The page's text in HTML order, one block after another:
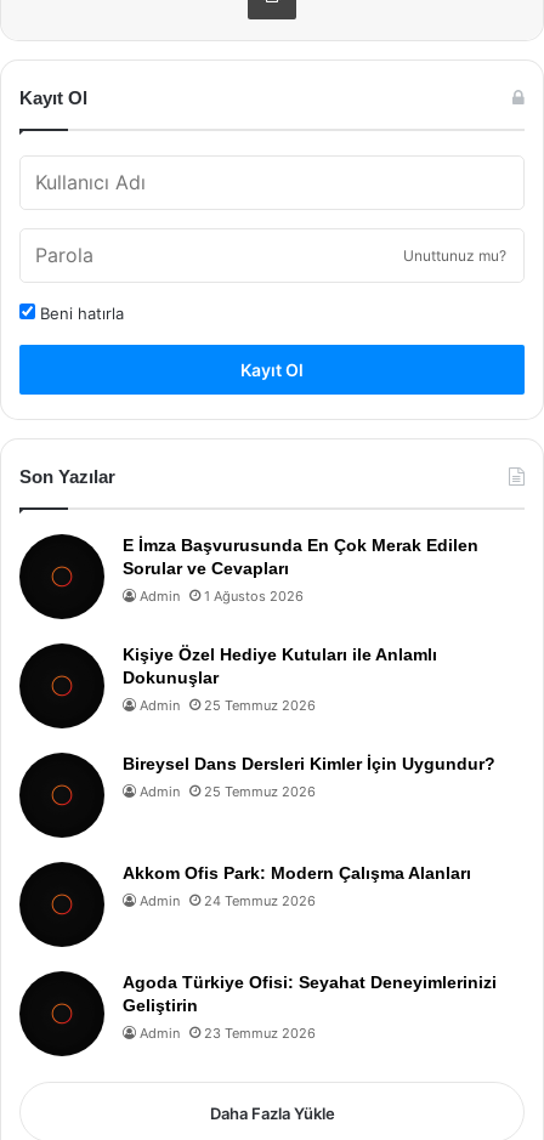
Kayıt Ol
Unuttunuz mu?
Beni hatırla
Kayıt Ol
Son Yazılar
E İmza Başvurusunda En Çok Merak Edilen
Sorular ve Cevapları
Admin 1 Ağustos 2026
Kişiye Özel Hediye Kutuları ile Anlamlı
Dokunuşlar
Admin 25 Temmuz 2026
Bireysel Dans Dersleri Kimler İçin Uygundur?
Admin 25 Temmuz 2026
Akkom Ofis Park: Modern Çalışma Alanları
Admin 24 Temmuz 2026
Agoda Türkiye Ofisi: Seyahat Deneyimlerinizi
Geliştirin
Admin 23 Temmuz 2026
Daha Fazla Yükle